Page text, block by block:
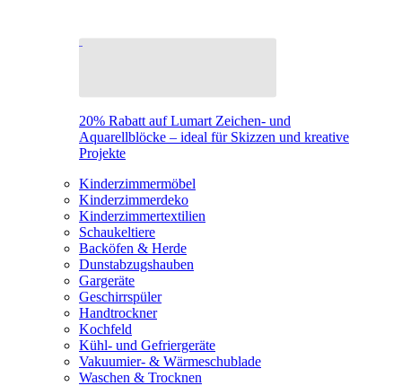
20% Rabatt auf Lumart Zeichen- und
Aquarellblöcke – ideal für Skizzen und kreative
Projekte
Kinderzimmermöbel
Kinderzimmerdeko
Kinderzimmertextilien
Schaukeltiere
Backöfen & Herde
Dunstabzugshauben
Gargeräte
Geschirrspüler
Handtrockner
Kochfeld
Kühl- und Gefriergeräte
Vakuumier- & Wärmeschublade
Waschen & Trocknen